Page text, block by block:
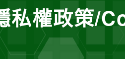
私權政策/